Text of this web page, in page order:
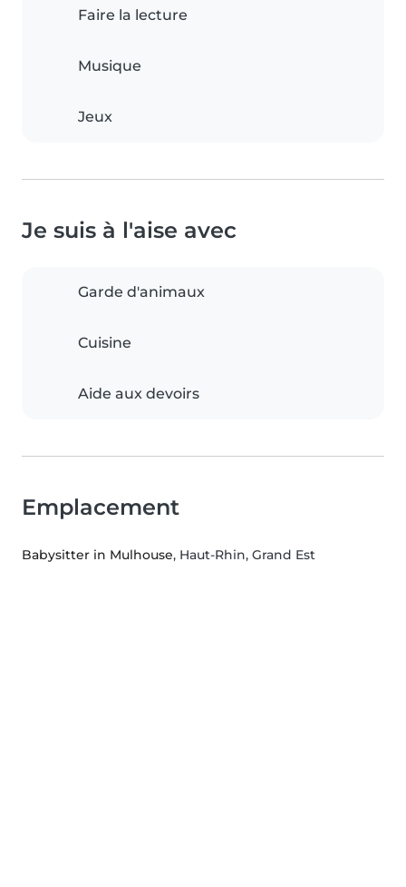
Faire la lecture
Musique
Jeux
Je suis à l'aise avec
Garde d'animaux
Cuisine
Aide aux devoirs
Emplacement
Babysitter in Mulhouse, Haut-Rhin, Grand Est